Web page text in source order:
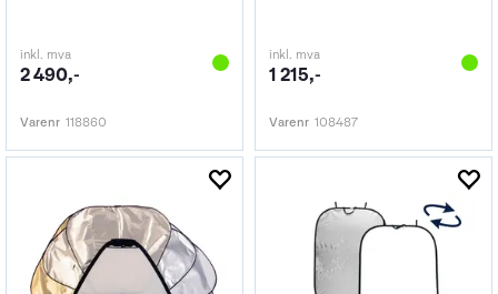
inkl. mva
2 490,-
Varenr 118860
inkl. mva
1 215,-
Varenr 108487